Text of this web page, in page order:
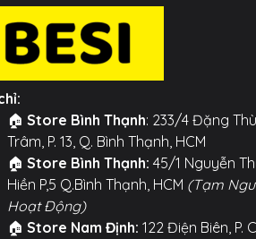
🏠 Store Bình Thạnh: 233/4 Đặng
Trâm, P. 13, Q. Bình Thạnh, HCM
🏠 Store Bình Thạnh: 45/1 Nguyễn
Hiền P,5 Q.Bình Thạnh, HCM (Tạm
Hoạt Động)
🏠 Store Nam Định: 122 Điện Biên, P.